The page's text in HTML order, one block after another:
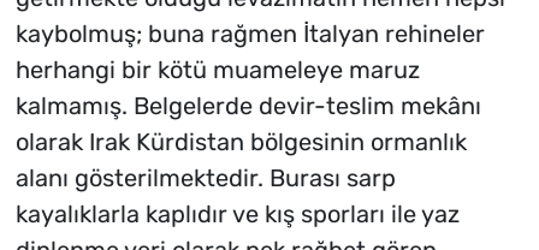
kaybolmuş; buna rağmen İtalyan rehineler
herhangi bir kötü muameleye maruz
kalmamış. Belgelerde devir-teslim mekânı
olarak Irak Kürdistan bölgesinin ormanlık
alanı gösterilmektedir. Burası sarp
kayalıklarla kaplıdır ve kış sporları ile yaz